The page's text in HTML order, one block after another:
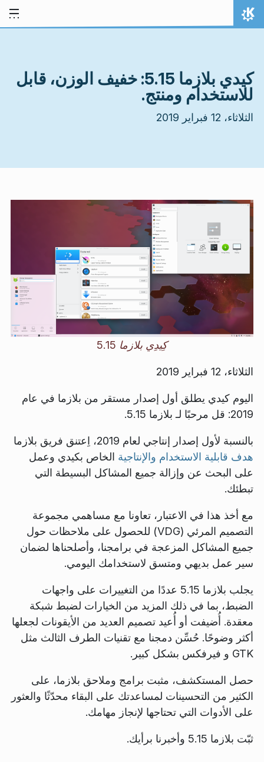
تخط المحتوى
الصفحة الرئيسة
كيدي بلازما 5.15: خفيف الوزن، قابل
للاستخدام ومنتج.
الثلاثاء، 12 فبراير 2019
كِيدِي بلازما 5.15
الثلاثاء، 12 فبراير 2019
اليوم كيدي يطلق أول إصدار مستقر من بلازما في عام
2019: قل مرحبًا لـ بلازما 5.15.
بالنسبة لأول إصدار إنتاجي لعام 2019، اِعتنق فريق بلازما
هدف قابلية الاستخدام والإنتاجية الخاص بكيدي وعمل
على البحث عن وإزالة جميع المشاكل البسيطة التي
تبطئك.
مع أخذ هذا في الاعتبار، تعاونا مع مساهمي مجموعة
التصميم المرئي (VDG) للحصول على ملاحظات حول
جميع المشاكل المزعجة في برامجنا، وأصلحناها لضمان
سير عمل بديهي ومتسق لاستخدامك اليومي.
يجلب بلازما 5.15 عددًا من التغييرات على واجهات
الضبط، بما في ذلك المزيد من الخيارات لضبط شبكة
معقدة. أُضيفت أو أُعيد تصميم العديد من الأيقونات لجعلها
أكثر وضوحًا. حُسِّن دمجنا مع تقنيات الطرف الثالث مثل
GTK و فيرفكس بشكل كبير.
حصل المستكشف، مثبت برامج وملاحق بلازما، على
الكثير من التحسينات لمساعدتك على البقاء محدّثًا والعثور
على الأدوات التي تحتاجها لإنجاز مهامك.
ثبّت بلازما 5.15 وأخبرنا برأيك.